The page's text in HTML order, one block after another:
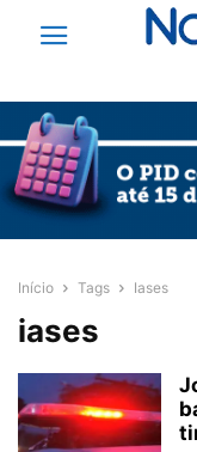
Início Tags Iases
iases